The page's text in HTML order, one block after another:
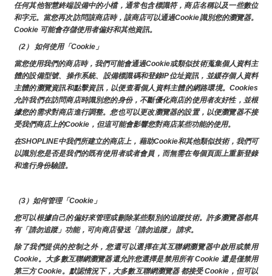
任何其他智慧終端設備中的小檔，通常包含標識符，商店名稱以及一些數位
和字元。當您再次訪問該商店時，該商店可以通過Cookie識別您的瀏覽器。
Cookie 可能會存儲使用者偏好和其他資訊。
（2） 如何使用「Cookie」
當您使用我們的商店時，我們可能會通過Cookie或類似技術蒐集個人資料主
體的設備型號、操作系統、設備標識碼和登錄IP位址資訊，並緩存個人資料
主體的瀏覽資訊和點擊資訊，以便查看個人資料主體的網路環境。Cookies
允許我們在訪問商店時識別您的身份，不斷優化商店的使用者友好性，並根
據您的需求對商店進行調整。您也可以更改瀏覽器的設置，以便瀏覽器不接
受我們商店上的Cookie，但這可能會影響您對商店某些功能的使用。
在SHOPLINE中我們所建立的商店上，藉助Cookie和其他類似技術，我們可
以識別您是否是我們的既有使用者或者會員，而無需在每個頁面上重新登錄
和進行身份驗證。
（3）如何管理「Cookie」
您可以根據自己的偏好來管理或刪除某些類別的追蹤技術。許多瀏覽器都具
有「請勿追蹤」功能，可向商店發送「請勿追蹤」 請求。
除了我們提供的控制之外，您還可以選擇在其互聯網瀏覽器中啟用或禁用
Cookie。大多數互聯網瀏覽器還允許您選擇是禁用所有 Cookie 還是僅禁用
第三方 Cookie。默認情況下，大多數互聯網瀏覽器 都接受 Cookie，但可以